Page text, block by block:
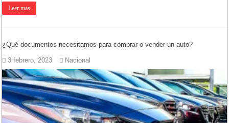
Leer mas
¿Qué documentos necesitamos para comprar o vender un auto?
3 febrero, 2023 Nacional